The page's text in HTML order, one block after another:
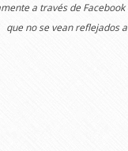
a través de
que no se vean reflejados